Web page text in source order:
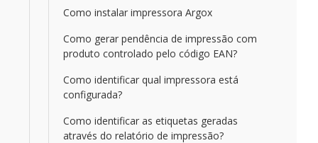
Como instalar impressora Argox
Como gerar pendência de impressão com
produto controlado pelo código EAN?
Como identificar qual impressora está
configurada?
Como identificar as etiquetas geradas
através do relatório de impressão?